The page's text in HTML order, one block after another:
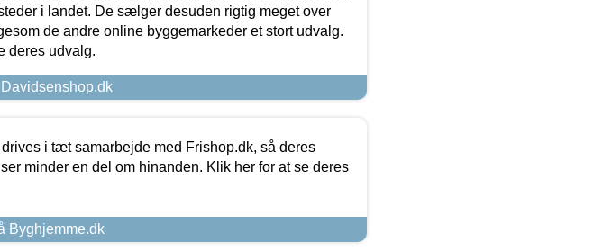
i landet. De sælger desuden rigtig meget over
de andre online byggemarkeder et stort udvalg.
deres udvalg.
i tæt samarbejde med Frishop.dk, så deres
minder en del om hinanden. Klik her for at se deres
Byghjemme.dk